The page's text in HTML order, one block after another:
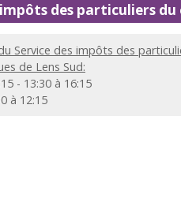
de Lens Sud
des particuliers
Service des impôts des
de Lens Sud:
- 13:30 à 16:15
à 12:15